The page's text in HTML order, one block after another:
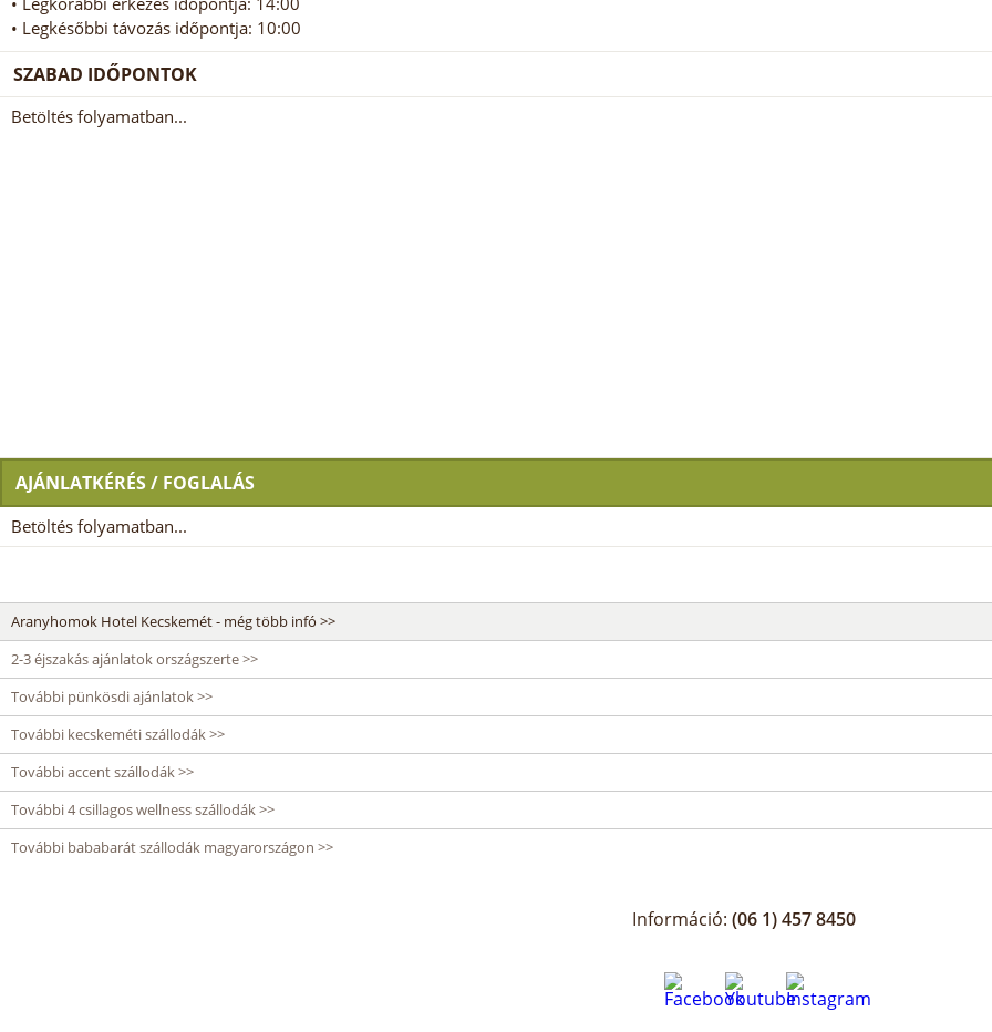
• Legkésőbbi távozás időpontja: 10:00
SZABAD IDŐPONTOK
Betöltés folyamatban...
AJÁNLATKÉRÉS / FOGLALÁS
Betöltés folyamatban...
Aranyhomok Hotel Kecskemét - még több infó >>
2-3 éjszakás ajánlatok országszerte >>
További pünkösdi ajánlatok >>
További kecskeméti szállodák >>
További accent szállodák >>
További 4 csillagos wellness szállodák >>
További bababarát szállodák magyarországon >>
Információ: (06 1) 457 8450